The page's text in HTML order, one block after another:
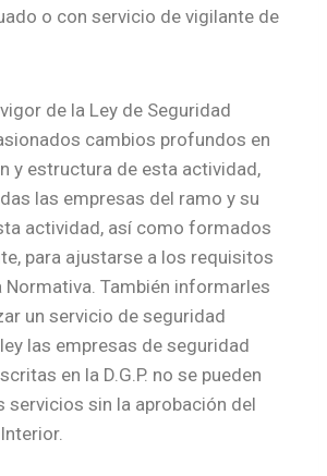
o con servicio de vigilante de
de la Ley de Seguridad
cambios profundos en
y estructura de esta actividad,
las empresas del ramo y su
actividad, así como formados
para ajustarse a los requisitos
Normativa. También informarles
un servicio de seguridad
las empresas de seguridad
en la D.G.P. no se pueden
servicios sin la aprobación del